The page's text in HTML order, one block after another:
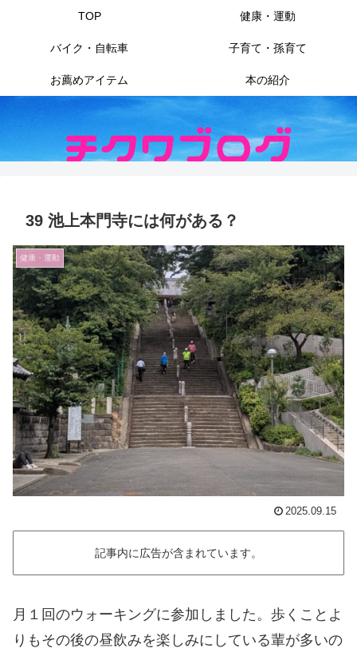
TOP 健康・運動
バイク・自転車 子育て・孫育て
お薦めアイテム 本の紹介
39 池上本門寺には何がある？
健康・運動
2025.09.15
記事内に広告が含まれています。
月１回のウォーキングに参加しました。歩くことよ
りもその後の昼飲みを楽しみにしている輩が多いの